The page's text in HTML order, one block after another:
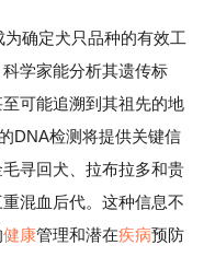
确定犬只品种的有效工
学家能分析其遗传标
可能追溯到其祖先的地
DNA检测将提供关键信
寻回犬、拉布拉多和贵
混血后代。这种信息不
健康管理和潜在疾病预防